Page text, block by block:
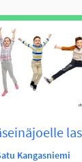
Kangasniemi